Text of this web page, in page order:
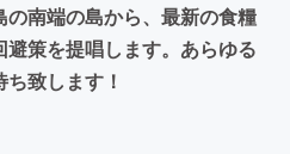
の南端の島から、最新の食糧
策を提唱します。あらゆる
致します！